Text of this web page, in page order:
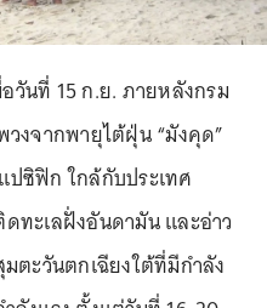
วันที่ 15 ก.ย. ภายหลังกรม
งจากพายุไต้ฝุ่น “มังคุด”
ซิฟิก ใกล้กับประเทศ
ะเลฝั่งอันดามัน และอ่าว
ตะวันตกเฉียงใต้ที่มีกำลัง